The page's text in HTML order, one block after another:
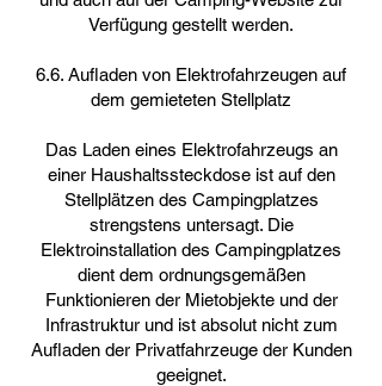
Verfügung gestellt werden.
6.6. Aufladen von Elektrofahrzeugen auf
dem gemieteten Stellplatz
Das Laden eines Elektrofahrzeugs an
einer Haushaltssteckdose ist auf den
Stellplätzen des Campingplatzes
strengstens untersagt. Die
Elektroinstallation des Campingplatzes
dient dem ordnungsgemäßen
Funktionieren der Mietobjekte und der
Infrastruktur und ist absolut nicht zum
Aufladen der Privatfahrzeuge der Kunden
geeignet.